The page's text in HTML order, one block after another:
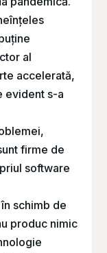
al
accelerată,
evident s-a
firme de
software
schimb de
produc nimic